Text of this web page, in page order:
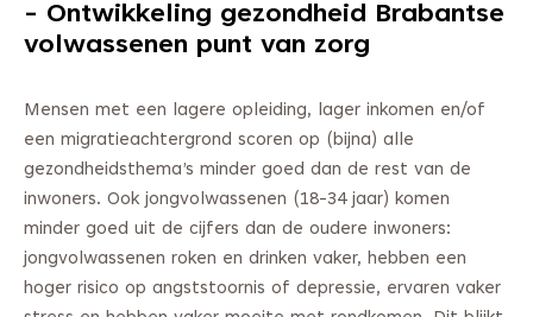
- Ontwikkeling gezondheid Brabantse
volwassenen punt van zorg
Mensen met een lagere opleiding, lager inkomen en/of
een migratieachtergrond scoren op (bijna) alle
gezondheidsthema’s minder goed dan de rest van de
inwoners. Ook jongvolwassenen (18-34 jaar) komen
minder goed uit de cijfers dan de oudere inwoners:
jongvolwassenen roken en drinken vaker, hebben een
hoger risico op angststoornis of depressie, ervaren vaker